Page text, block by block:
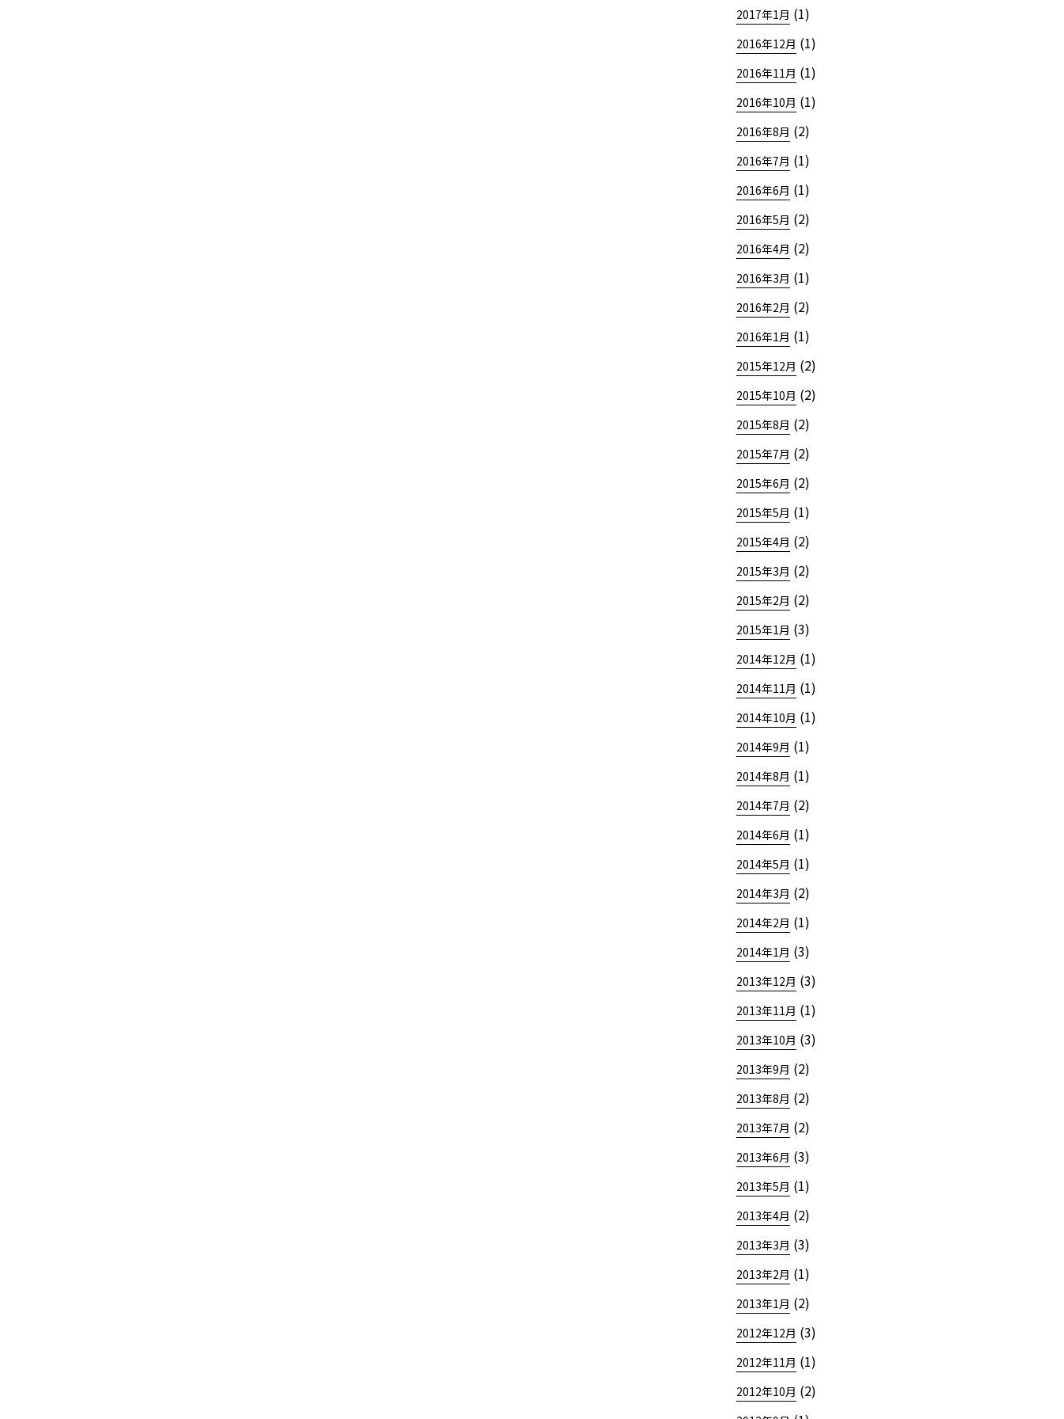
2017年1月 (1)
2016年12月 (1)
2016年11月 (1)
2016年10月 (1)
2016年8月 (2)
2016年7月 (1)
2016年6月 (1)
2016年5月 (2)
2016年4月 (2)
2016年3月 (1)
2016年2月 (2)
2016年1月 (1)
2015年12月 (2)
2015年10月 (2)
2015年8月 (2)
2015年7月 (2)
2015年6月 (2)
2015年5月 (1)
2015年4月 (2)
2015年3月 (2)
2015年2月 (2)
2015年1月 (3)
2014年12月 (1)
2014年11月 (1)
2014年10月 (1)
2014年9月 (1)
2014年8月 (1)
2014年7月 (2)
2014年6月 (1)
2014年5月 (1)
2014年3月 (2)
2014年2月 (1)
2014年1月 (3)
2013年12月 (3)
2013年11月 (1)
2013年10月 (3)
2013年9月 (2)
2013年8月 (2)
2013年7月 (2)
2013年6月 (3)
2013年5月 (1)
2013年4月 (2)
2013年3月 (3)
2013年2月 (1)
2013年1月 (2)
2012年12月 (3)
2012年11月 (1)
2012年10月 (2)